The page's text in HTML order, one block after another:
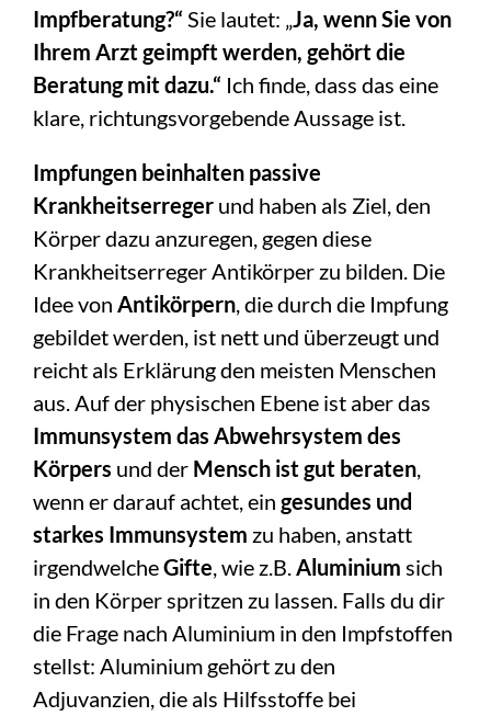
Impfberatung?“ Sie lautet: „Ja, wenn Sie von
Ihrem Arzt geimpft werden, gehört die
Beratung mit dazu.“ Ich finde, dass das eine
klare, richtungsvorgebende Aussage ist.
Impfungen beinhalten passive
Krankheitserregerund haben als Ziel, den
Körper dazu anzuregen, gegen diese
Krankheitserreger Antikörper zu bilden. Die
Idee von Antikörpern, die durch die Impfung
gebildet werden, ist nett und überzeugt und
reicht als Erklärung den meisten Menschen
aus. Auf der physischen Ebene ist aber das
Immunsystem das Abwehrsystem des
Körpers und der Mensch ist gut beraten,
wenn er darauf achtet, ein gesundes und
starkes Immunsystem zu haben, anstatt
irgendwelcheGifte, wie z.B.Aluminium sich
in den Körper spritzen zu lassen. Falls du dir
die Frage nach Aluminium in den Impfstoffen
stellst: Aluminium gehört zu den
Adjuvanzien, die als Hilfsstoffe bei